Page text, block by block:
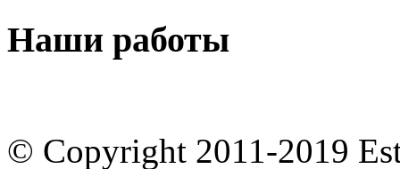
Наши работы
© Copyright 2011-2019